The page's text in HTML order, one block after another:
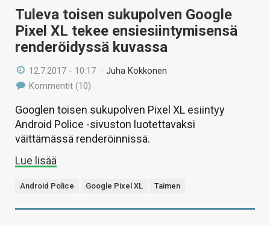
Tuleva toisen sukupolven Google
Pixel XL tekee ensiesiintymisensä
renderöidyssä kuvassa
12.7.2017 - 10:17 /Juha Kokkonen
Kommentit (10)
Googlen toisen sukupolven Pixel XL esiintyy
Android Police -sivuston luotettavaksi
väittämässä renderöinnissä.
Lue lisää
Android Police Google Pixel XL Taimen